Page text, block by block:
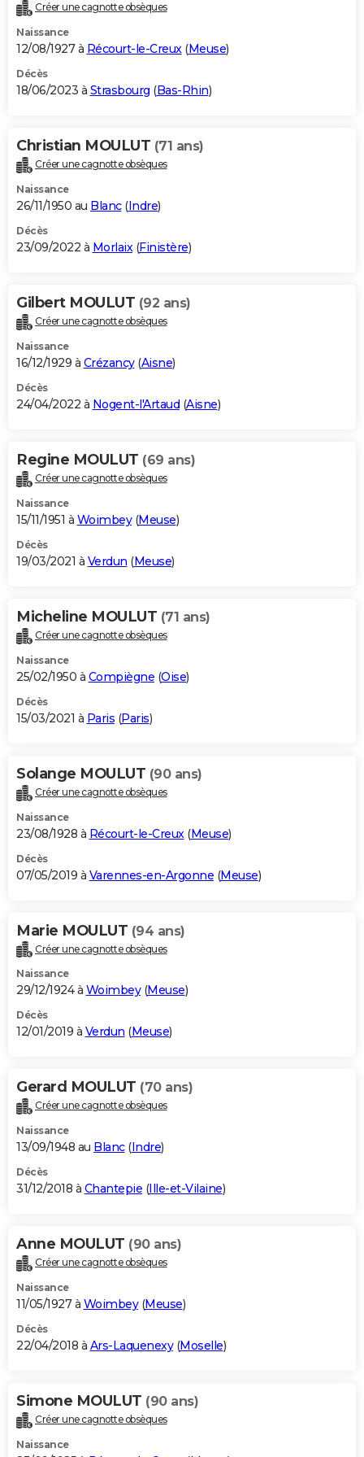
Créer une cagnotte obsèques
Naissance
12/08/1927 à Récourt-le-Creux(Meuse)
Décès
18/06/2023 à Strasbourg (Bas-Rhin)
Christian MOULUT (71 ans)
Créer une cagnotte obsèques
Naissance
26/11/1950 au Blanc(Indre)
Décès
23/09/2022 à Morlaix(Finistère)
Gilbert MOULUT (92 ans)
Créer une cagnotte obsèques
Naissance
16/12/1929 à Crézancy(Aisne)
Décès
24/04/2022 à Nogent-l'Artaud (Aisne)
Regine MOULUT (69 ans)
Créer une cagnotte obsèques
Naissance
15/11/1951 à Woimbey(Meuse)
Décès
19/03/2021 à Verdun (Meuse)
Micheline MOULUT (71 ans)
Créer une cagnotte obsèques
Naissance
25/02/1950 à Compiègne (Oise)
Décès
15/03/2021 à Paris (Paris)
Solange MOULUT (90 ans)
Créer une cagnotte obsèques
Naissance
23/08/1928 à Récourt-le-Creux (Meuse)
Décès
07/05/2019 à Varennes-en-Argonne (Meuse)
Marie MOULUT (94 ans)
Créer une cagnotte obsèques
Naissance
29/12/1924 à Woimbey(Meuse)
Décès
12/01/2019 à Verdun (Meuse)
Gerard MOULUT (70 ans)
Créer une cagnotte obsèques
Naissance
13/09/1948 au Blanc(Indre)
Décès
31/12/2018 à Chantepie (Ille-et-Vilaine)
Anne MOULUT (90 ans)
Créer une cagnotte obsèques
Naissance
11/05/1927 à Woimbey(Meuse)
Décès
22/04/2018 à Ars-Laquenexy(Moselle)
Simone MOULUT (90 ans)
Créer une cagnotte obsèques
Naissance